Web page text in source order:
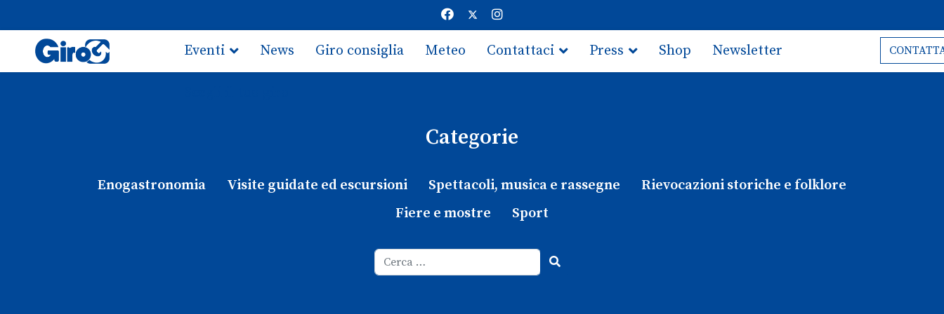
Eventi News Giro consiglia Meteo Contattaci Press Shop Newsletter
Categorie
Enogastronomia Visite guidate ed escursioni Spettacoli, musica e rassegne
Rievocazioni storiche e folklore
Fiere e mostre
Sport